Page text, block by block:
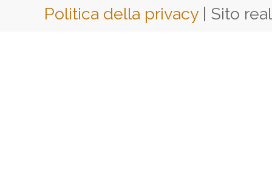
Politica della privacy | Sito